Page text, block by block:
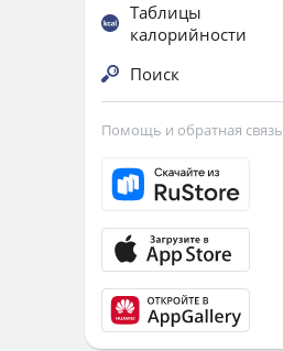
Таблицы
калорийности
Поиск
Помощь и обратная связь